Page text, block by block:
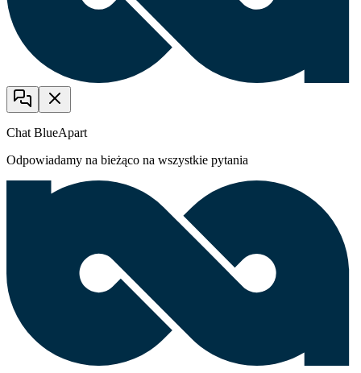
Chat BlueApart
Odpowiadamy na bieżąco na wszystkie pytania